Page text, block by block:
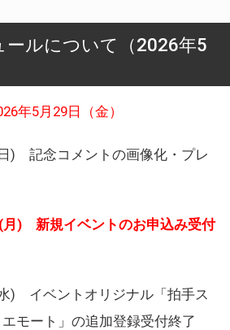
ールについて（2026年5
年5月29日（金）
) 記念コメントの画像化・プレ
月) 新規イベントのお申込み受付
) イベントオリジナル「拍手ス
モート」の追加登録受付終了